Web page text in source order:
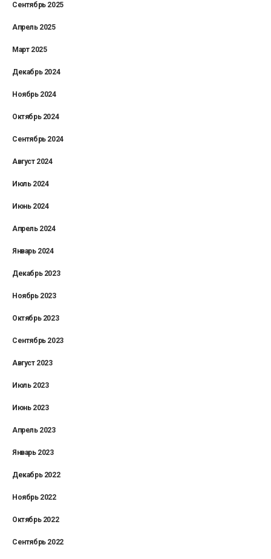
Сентябрь 2025
Апрель 2025
Март 2025
Декабрь 2024
Ноябрь 2024
Октябрь 2024
Сентябрь 2024
Август 2024
Июль 2024
Июнь 2024
Апрель 2024
Январь 2024
Декабрь 2023
Ноябрь 2023
Октябрь 2023
Сентябрь 2023
Август 2023
Июль 2023
Июнь 2023
Апрель 2023
Январь 2023
Декабрь 2022
Ноябрь 2022
Октябрь 2022
Сентябрь 2022